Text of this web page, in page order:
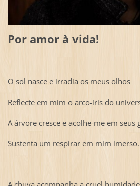
Por amor à vida!
O sol nasce e irradia os meus olhos
Reflecte em mim o arco-íris do
A árvore cresce e acolhe-me em seus
Sustenta um respirar em mim imerso.